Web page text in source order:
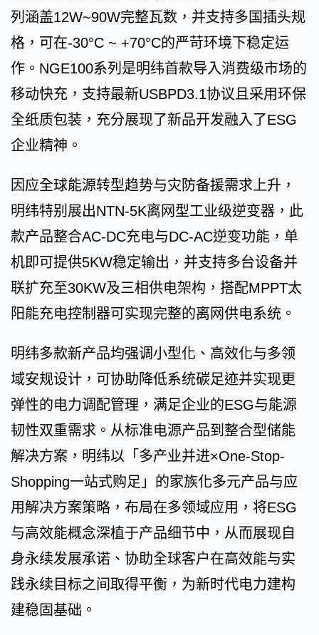
列涵盖12W~90W完整瓦数，并支持多国插头规
格，可在-30°C ~ +70°C的严苛环境下稳定运
作。NGE100系列是明纬首款导入消费级市场的
移动快充，支持最新USBPD3.1协议且采用环保
全纸质包装，充分展现了新品开发融入了ESG
企业精神。
因应全球能源转型趋势与灾防备援需求上升，
明纬特别展出NTN-5K离网型工业级逆变器，此
款产品整合AC-DC充电与DC-AC逆变功能，单
机即可提供5KW稳定输出，并支持多台设备并
联扩充至30KW及三相供电架构，搭配MPPT太
阳能充电控制器可实现完整的离网供电系统。
明纬多款新产品均强调小型化、高效化与多领
域安规设计，可协助降低系统碳足迹并实现更
弹性的电力调配管理，满足企业的ESG与能源
韧性双重需求。从标准电源产品到整合型储能
解决方案，明纬以「多产业并进×One-Stop-
Shopping一站式购足」的家族化多元产品与应
用解决方案策略，布局在多领域应用，将ESG
与高效能概念深植于产品细节中，从而展现自
身永续发展承诺、协助全球客户在高效能与实
践永续目标之间取得平衡，为新时代电力建构
建稳固基础。